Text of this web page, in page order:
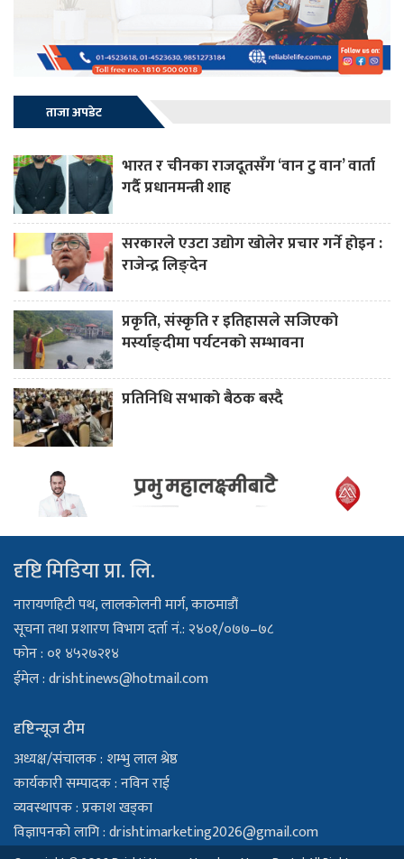
ताजा अपडेट
भारत र चीनका राजदूतसँग ‘वान टु वान’ वार्ता
गर्दै प्रधानमन्त्री शाह
सरकारले एउटा उद्योग खोलेर प्रचार गर्ने होइन :
राजेन्द्र लिङ्देन
प्रकृति, संस्कृति र इतिहासले सजिएको
मर्स्याङ्दीमा पर्यटनको सम्भावना
प्रतिनिधि सभाको बैठक बस्दै
दृष्टि मिडिया प्रा. लि.
नारायणहिटी पथ, लालकोलनी मार्ग, काठमाडौं
सूचना तथा प्रशारण विभाग दर्ता नं.: २४०१/०७७–७८
फोन : ०१ ४५२७२१४
ईमेल :drishtinews@hotmail.com
दृष्टिन्यूज टीम
अध्यक्ष/संचालक : शम्भु लाल श्रेष्ठ
कार्यकारी सम्पादक : नविन राई
व्यवस्थापक : प्रकाश खड्का
विज्ञापनको लागि :drishtimarketing2026@gmail.com